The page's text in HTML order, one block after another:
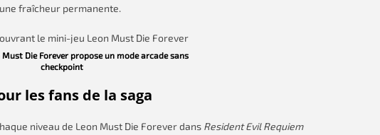
fraîcheur permanente.
Must Die Forever propose un mode arcade sans
checkpoint
les fans de la saga
niveau de Leon Must Die Forever dans Resident Evil Requiem